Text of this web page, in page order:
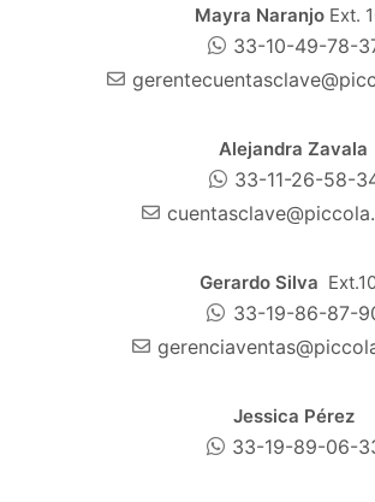
Mayra Naranjo Ext.
33-10-49-78-
Alejandra Zavala
33-11-26-58-
Gerardo Silva
33-19-86-87-
Jessica Pérez
33-19-89-06-